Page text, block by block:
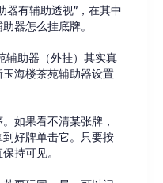
器有辅助透视”，在其中
器怎么挂底牌。
辅助器（外挂）其实真
海楼茶苑辅助器设置
如果看不清某张牌，
好牌单击它。只要按
持可见。